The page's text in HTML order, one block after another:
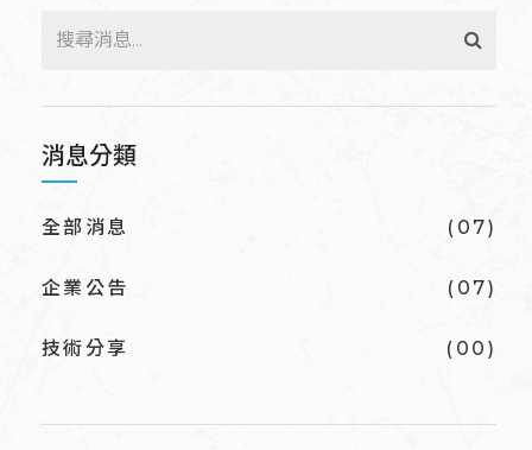
消息分類
全部消息 (07)
企業公告 (07)
技術分享 (00)